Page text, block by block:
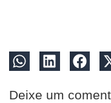
Deixe um